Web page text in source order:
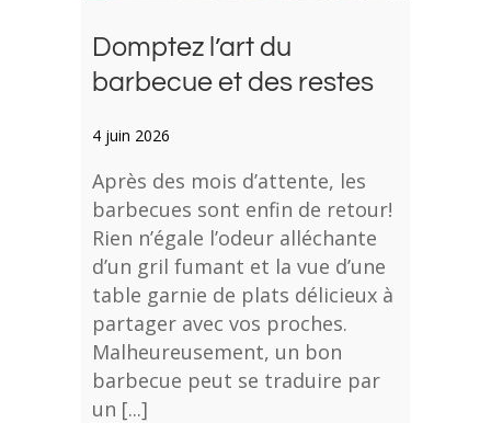
Domptez l’art du
barbecue et des restes
4 juin 2026
Après des mois d’attente, les
barbecues sont enfin de retour!
Rien n’égale l’odeur alléchante
d’un gril fumant et la vue d’une
table garnie de plats délicieux à
partager avec vos proches.
Malheureusement, un bon
barbecue peut se traduire par
un [...]